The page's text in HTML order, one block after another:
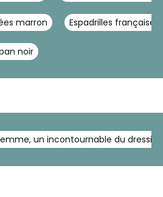
marron Espadrilles françaises
noir
un incontournable du